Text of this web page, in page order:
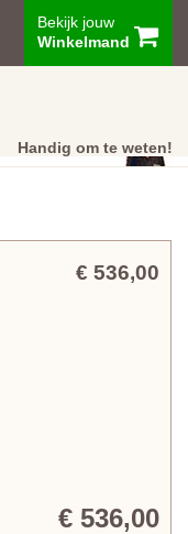
Bekijk jouw
Winkelmand
Handig om te weten!
Klantenservice
€ 536,00
€ 536,00